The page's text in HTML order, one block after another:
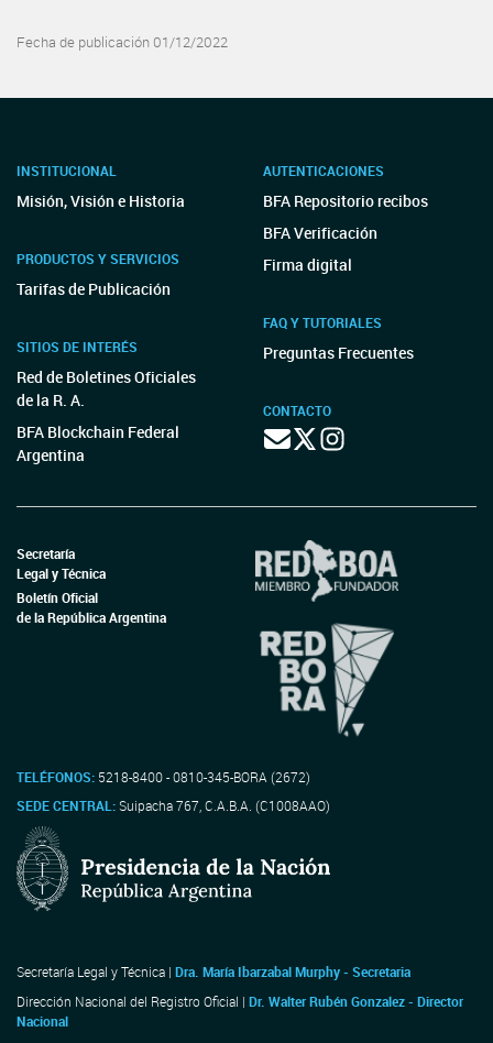
Fecha de publicación 01/12/2022
INSTITUCIONAL
Misión, Visión e Historia
PRODUCTOS Y SERVICIOS
Tarifas de Publicación
SITIOS DE INTERÉS
Red de Boletines Oficiales
de la R. A.
BFA Blockchain Federal
Argentina
AUTENTICACIONES
BFA Repositorio recibos
BFA Verificación
Firma digital
FAQ Y TUTORIALES
Preguntas Frecuentes
CONTACTO
Secretaría
Legal y Técnica
Boletín Oficial
de la República Argentina
TELÉFONOS: 5218-8400 - 0810-345-BORA (2672)
SEDE CENTRAL:Suipacha 767, C.A.B.A. (C1008AAO)
Secretaría Legal y Técnica | Dra. María Ibarzabal Murphy - Secretaria
Dirección Nacional del Registro Oficial | Dr. Walter Rubén Gonzalez - Director
Nacional